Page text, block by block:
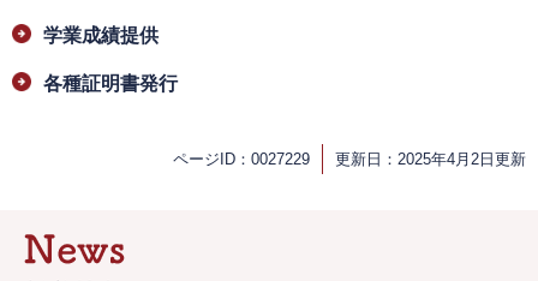
学業成績提供
各種証明書発行
ページID：0027229 更新日：2025年4月2日更新